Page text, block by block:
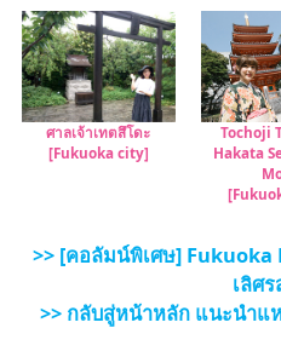
ศาลเจ้าเทตสึโดะ
[Fukuoka city]
Tochoji
Hakata
>> [คอลัมน์พิเศษ] Fukuoka
เลิศ
>> กลับสู่หน้าหลัก แนะนำแ